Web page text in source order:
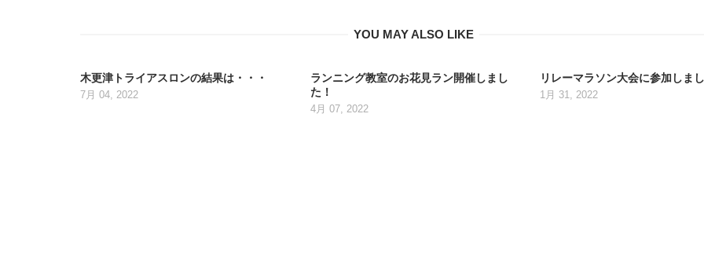
YOU MAY ALSO LIKE
木更津トライアスロンの結果は・・・
7月 04, 2022
ランニング教室のお花見ラン開催しまし
た！
4月 07, 2022
リレーマラソン大会に参加しま
1月 31, 2022